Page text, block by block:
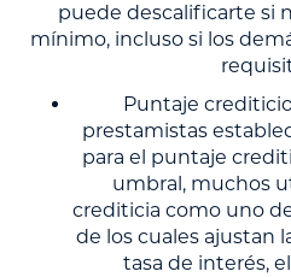
puede descalificarte si
mínimo, incluso si los
Puntaje
prestamistas
para el puntaje
umbral, muchos
crediticia como uno
de los cuales ajustan
tasa de interés,